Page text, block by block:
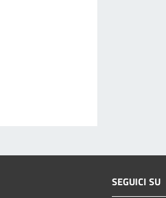
SEGUICI SU